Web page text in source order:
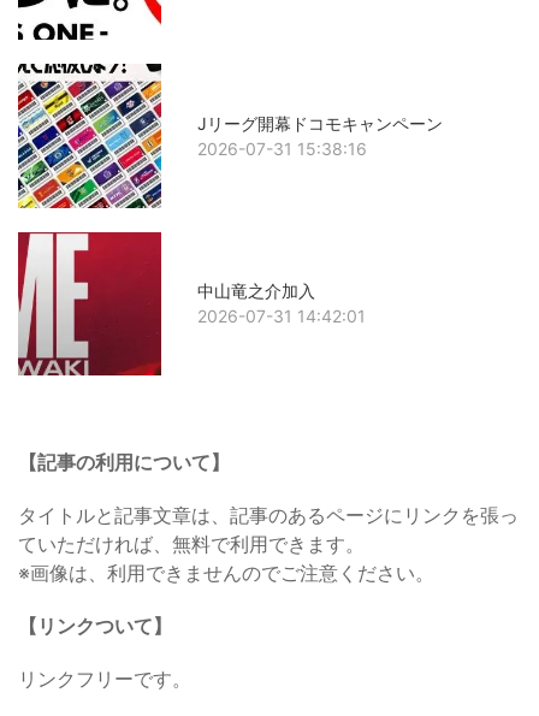
Jリーグ開幕ドコモキャンペーン
2026-07-31 15:38:16
中山竜之介加入
2026-07-31 14:42:01
【記事の利用について】
タイトルと記事文章は、記事のあるページにリンクを張っ
ていただければ、無料で利用できます。
※画像は、利用できませんのでご注意ください。
【リンクついて】
リンクフリーです。